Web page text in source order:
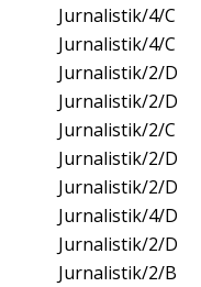
Jurnalistik/4/C
Jurnalistik/4/C
Jurnalistik/2/D
Jurnalistik/2/D
Jurnalistik/2/C
Jurnalistik/2/D
Jurnalistik/2/D
Jurnalistik/4/D
Jurnalistik/2/D
Jurnalistik/2/B